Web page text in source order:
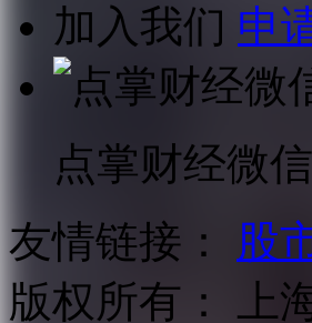
加入我们 申
点掌财经微
友情链接：
股
版权所有：
上